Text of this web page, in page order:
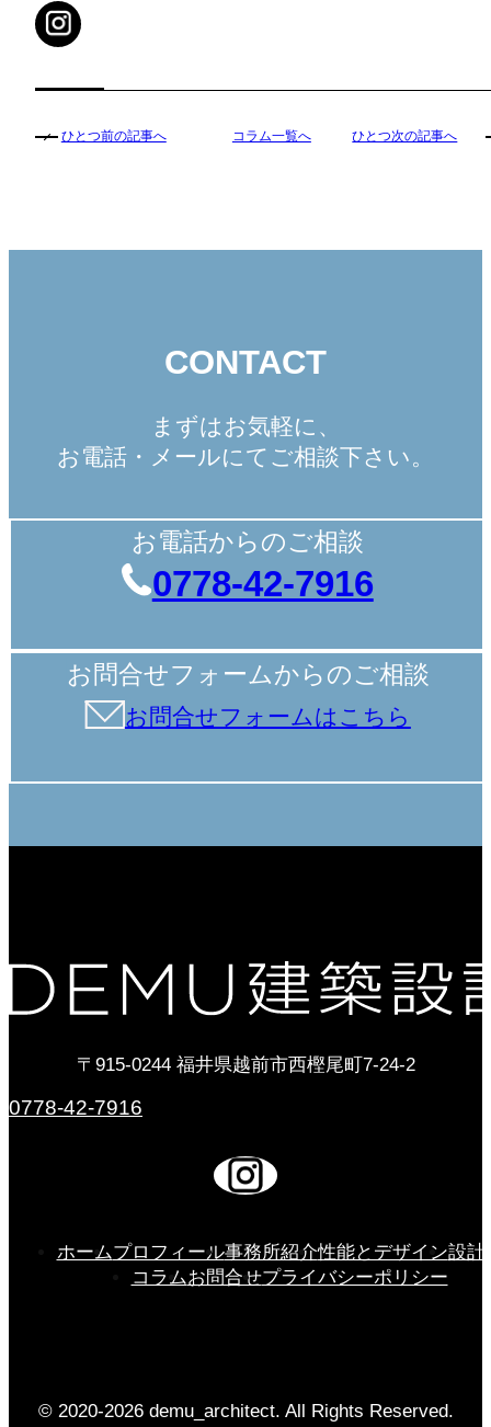
ひとつ前の記事へ コラム一覧へ ひとつ次の記事へ
CONTACT
まずはお気軽に、
お電話・メールにてご相談下さい。
お電話からのご相談
0778-42-7916
お問合せフォームからのご相談
お問合せフォームはこちら
〒915-0244 福井県越前市西樫尾町7-24-2
0778-42-7916
ホームプロフィール事務所紹介性能とデザイン設計
コラムお問合せプライバシーポリシー
© 2020-2026 demu_architect. All Rights Reserved.